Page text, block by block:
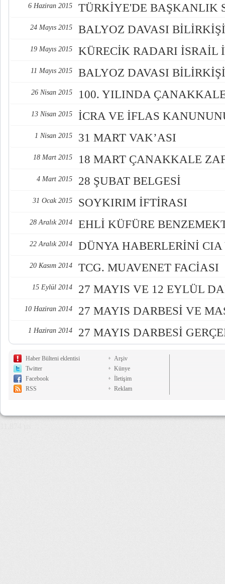
6 Haziran 2015 TÜRKİYE'DE BAŞKANLIK
24 Mayıs 2015 BALYOZ DAVASI
19 Mayıs 2015 KÜRECİK RADARI İSRAİL
11 Mayıs 2015 BALYOZ DAVASI
26 Nisan 2015 100. YILINDA
13 Nisan 2015 İCRA VE İFLAS
1 Nisan 2015 31 MART VAK’ASI
18 Mart 2015 18 MART ÇANAKKALE
4 Mart 2015 28 ŞUBAT BELGESİ
31 Ocak 2015 SOYKIRIM İFTİRASI
28 Aralık 2014 EHLİ KÜFÜRE
22 Aralık 2014 DÜNYA HABERLERİNİ
20 Kasım 2014 TCG. MUAVENET FACİASI
15 Eylül 2014 27 MAYIS VE 12 EYLÜL
10 Haziran 2014 27 MAYIS DARBESİ VE
1 Haziran 2014 27 MAYIS DARBESİ
Haber Bülteni eklentisi
Twitter
Facebook
RSS
Arşiv
Künye
İletişim
Reklam